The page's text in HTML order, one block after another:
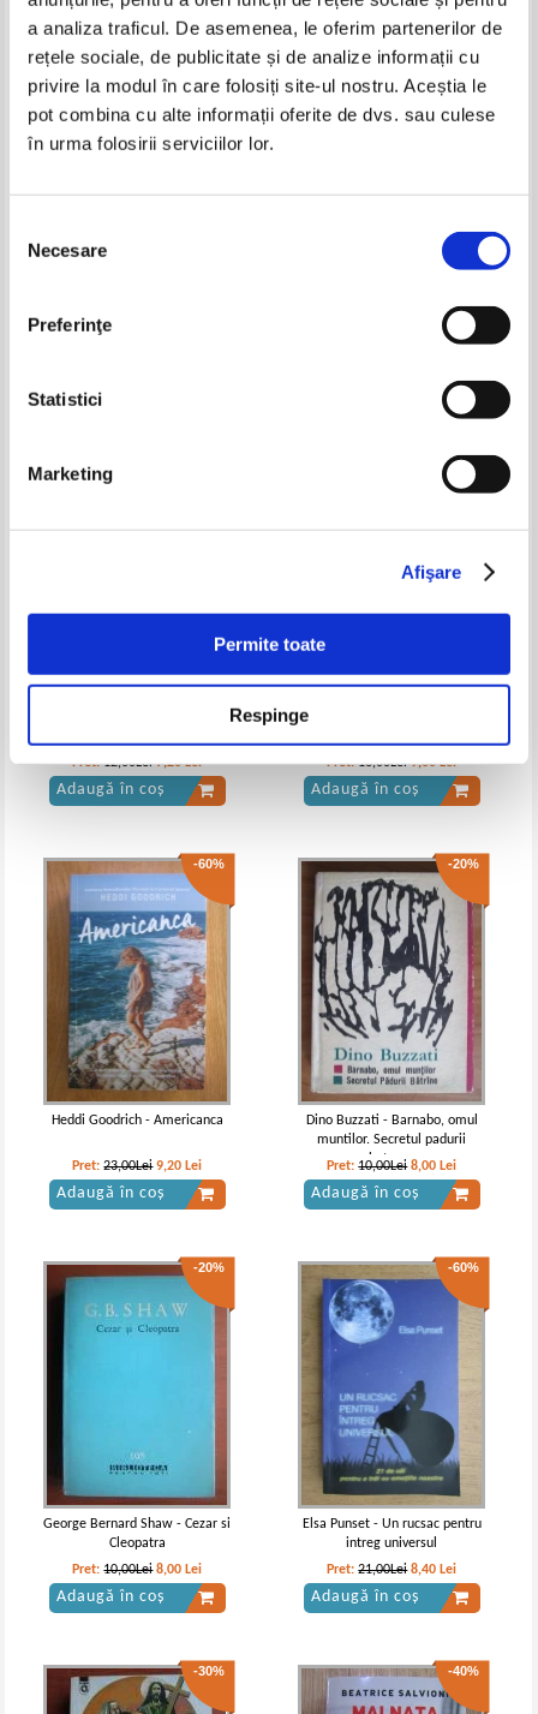
a analiza traficul. De asemenea, le oferim partenerilor de
rețele sociale, de publicitate și de analize informații cu
privire la modul în care folosiți site-ul nostru. Aceștia le
pot combina cu alte informații oferite de dvs. sau culese
în urma folosirii serviciilor lor.
consimțământului
Necesare
Preferinţe
Statistici
Marketing
Afişare
Permite toate
Respinge
Jules Verne - Steaua Sudului.
Tinutul diamantelor
Jules Verne - Steaua sudului, nr. 21
-40% -60%
John David Anderson - Ultima zi
a domnisoarei Bixby
Pret:12,00Lei 7,20 Lei
Adaugă în coș
-40%
Marguerite Yourcenar - Alexis
Pret:16,00Lei 9,60 Lei
Adaugă în coș
-60%
Heddi Goodrich - Americanca
Pret:23,00Lei 9,20 Lei
Adaugă în coș
-20%
Dino Buzzati - Barnabo, omul
muntilor. Secretul padurii
batrane
Pret:10,00Lei 8,00 Lei
Adaugă în coș
-20%
George Bernard Shaw - Cezar si
Cleopatra
Pret:10,00Lei 8,00 Lei
Adaugă în coș
-60%
Elsa Punset - Un rucsac pentru
intreg universul
Pret:21,00Lei 8,40 Lei
Adaugă în coș
-30% -40%